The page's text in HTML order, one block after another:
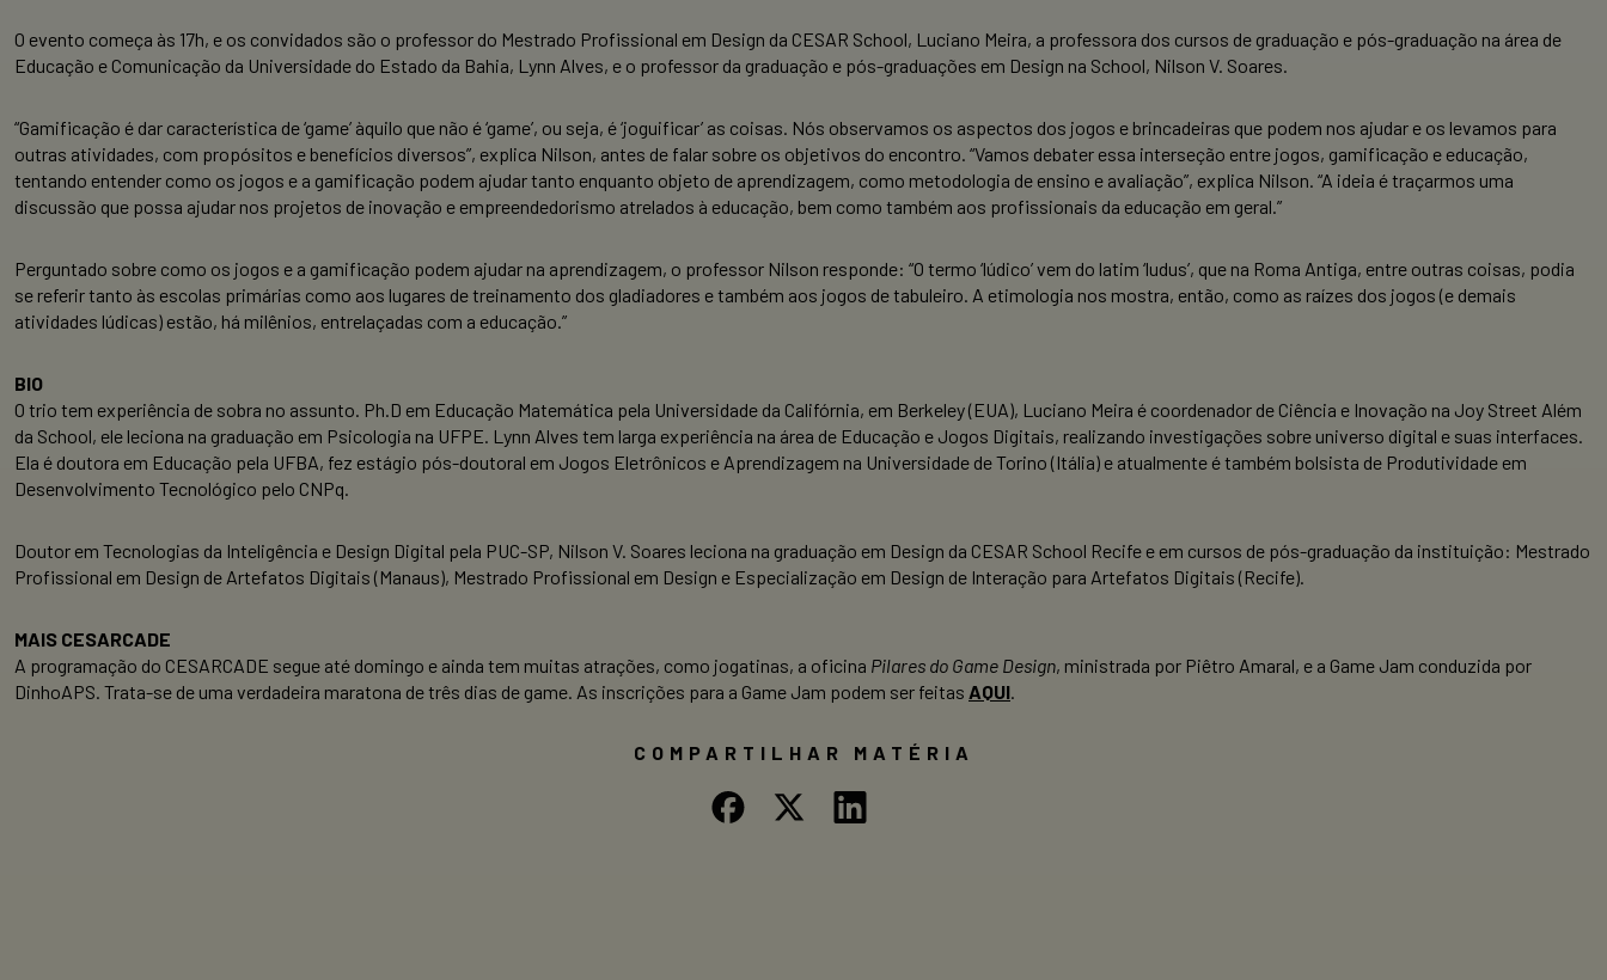
O evento começa às 17h, e os convidados são o professor do Mestrado Profissional em Design da CESAR School, Luciano Meira, a professora dos cursos de graduação e pós-graduação na área de
Educação e Comunicação da Universidade do Estado da Bahia, Lynn Alves, e o professor da graduação e pós-graduações em Design na School, Nilson V. Soares.
“Gamificação é dar característica de ‘game’ àquilo que não é ‘game’, ou seja, é ‘joguificar’ as coisas. Nós observamos os aspectos dos jogos e brincadeiras que podem nos ajudar e os levamos para
outras atividades, com propósitos e benefícios diversos”, explica Nilson, antes de falar sobre os objetivos do encontro. “Vamos debater essa interseção entre jogos, gamificação e educação,
tentando entender como os jogos e a gamificação podem ajudar tanto enquanto objeto de aprendizagem, como metodologia de ensino e avaliação”, explica Nilson. “A ideia é traçarmos uma
discussão que possa ajudar nos projetos de inovação e empreendedorismo atrelados à educação, bem como também aos profissionais da educação em geral.”
Perguntado sobre como os jogos e a gamificação podem ajudar na aprendizagem, o professor Nilson responde: “O termo ‘lúdico’ vem do latim ‘ludus’, que na Roma Antiga, entre outras coisas, podia
se referir tanto às escolas primárias como aos lugares de treinamento dos gladiadores e também aos jogos de tabuleiro. A etimologia nos mostra, então, como as raízes dos jogos (e demais
atividades lúdicas) estão, há milênios, entrelaçadas com a educação.”
BIO
O trio tem experiência de sobra no assunto. Ph.D em Educação Matemática pela Universidade da Califórnia, em Berkeley (EUA), Luciano Meira é coordenador de Ciência e Inovação na Joy Street Além
da School, ele leciona na graduação em Psicologia na UFPE. Lynn Alves tem larga experiência na área de Educação e Jogos Digitais, realizando investigações sobre universo digital e suas interfaces.
Ela é doutora em Educação pela UFBA, fez estágio pós-doutoral em Jogos Eletrônicos e Aprendizagem na Universidade de Torino (Itália) e atualmente é também bolsista de Produtividade em
Desenvolvimento Tecnológico pelo CNPq.
Doutor em Tecnologias da Inteligência e Design Digital pela PUC-SP, Nilson V. Soares leciona na graduação em Design da CESAR School Recife e em cursos de pós-graduação da instituição: Mestrado
Profissional em Design de Artefatos Digitais (Manaus), Mestrado Profissional em Design e Especialização em Design de Interação para Artefatos Digitais (Recife).
MAIS CESARCADE
A programação do CESARCADE segue até domingo e ainda tem muitas atrações, como jogatinas, a oficina Pilares do Game Design, ministrada por Piêtro Amaral, e a Game Jam conduzida por
DinhoAPS. Trata-se de uma verdadeira maratona de três dias de game. As inscrições para a Game Jam podem ser feitas AQUI.
COMPARTILHAR MATÉRIA